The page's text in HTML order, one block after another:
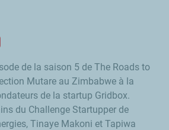
de la saison 5 de The Roads to
Mutare au Zimbabwe à la
de la startup Gridbox.
du Challenge Startupper de
Tinaye Makoni et Tapiwa